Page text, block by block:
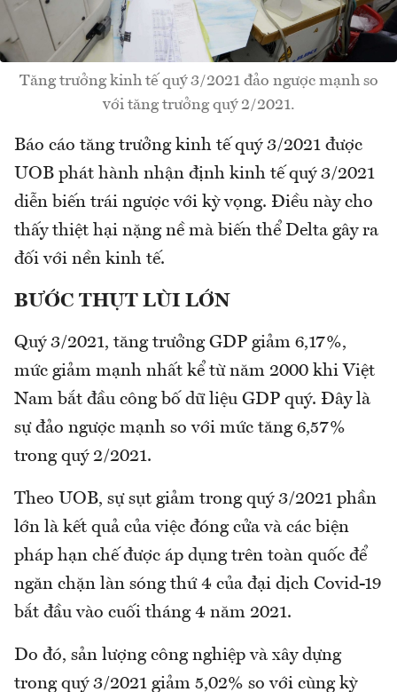
Tăng trưởng kinh tế quý 3/2021 đảo ngược mạnh so
với tăng trưởng quý 2/2021.
Báo cáo tăng trưởng kinh tế quý 3/2021 được
UOB phát hành nhận định kinh tế quý 3/2021
diễn biến trái ngược với kỳ vọng. Điều này cho
thấy thiệt hại nặng nề mà biến thể Delta gây ra
đối với nền kinh tế.
BƯỚC THỤT LÙI LỚN
Quý 3/2021, tăng trưởng GDP giảm 6,17%,
mức giảm mạnh nhất kể từ năm 2000 khi Việt
Nam bắt đầu công bố dữ liệu GDP quý. Đây là
sự đảo ngược mạnh so với mức tăng 6,57%
trong quý 2/2021.
Theo UOB, sự sụt giảm trong quý 3/2021 phần
lớn là kết quả của việc đóng cửa và các biện
pháp hạn chế được áp dụng trên toàn quốc để
ngăn chặn làn sóng thứ 4 của đại dịch Covid-19
bắt đầu vào cuối tháng 4 năm 2021.
Do đó, sản lượng công nghiệp và xây dựng
trong quý 3/2021 giảm 5,02% so với cùng kỳ